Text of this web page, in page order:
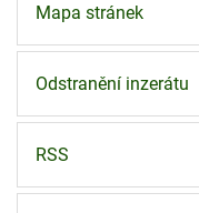
Mapa stránek
Odstranění inzerátu
RSS